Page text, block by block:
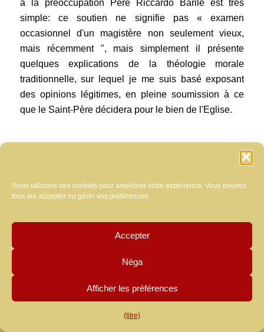
Nous utilisons des cookies pour améliorer votre expérience. Vous pouvez
tous les accepter ou gérer vos préférences.
Accepter
Néga
Afficher les préférences
{titre}
à la préoccupation Père Riccardo Barile est très
simple: ce soutien ne signifie pas « examen
occasionnel d'un magistère non seulement vieux,
mais récemment ", mais simplement il présente
quelques explications de la théologie morale
traditionnelle, sur lequel je me suis basé exposant
des opinions légitimes, en pleine soumission à ce
que le Saint-Père décidera pour le bien de l'Eglise.
Varazze, 31 octobre 2015
Facebook
Twitter
Share